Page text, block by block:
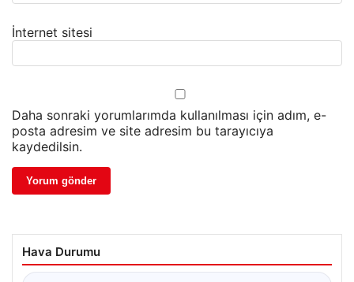
İnternet sitesi
Daha sonraki yorumlarımda kullanılması için adım, e-
posta adresim ve site adresim bu tarayıcıya
kaydedilsin.
Hava Durumu